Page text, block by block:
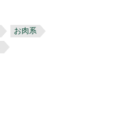
お肉系